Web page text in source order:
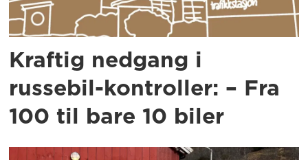
Kraftig nedgang i
russebil-kontroller: – Fra
100 til bare 10 biler